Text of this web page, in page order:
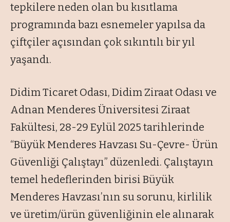
tepkilere neden olan bu kısıtlama
programında bazı esnemeler yapılsa da
çiftçiler açısından çok sıkıntılı bir yıl
yaşandı.
Didim Ticaret Odası, Didim Ziraat Odası ve
Adnan Menderes Üniversitesi Ziraat
Fakültesi, 28-29 Eylül 2025 tarihlerinde
“Büyük Menderes Havzası Su-Çevre- Ürün
Güvenliği Çalıştayı” düzenledi. Çalıştayın
temel hedeflerinden birisi Büyük
Menderes Havzası’nın su sorunu, kirlilik
ve üretim/ürün güvenliğinin ele alınarak